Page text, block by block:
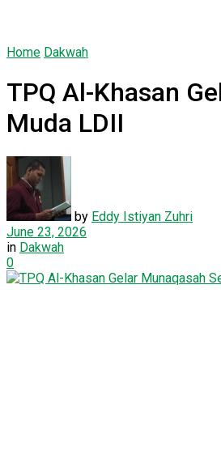
Home Dakwah
​TPQ Al-Khasan
Muda LDII
by Eddy Istiyan Zuhri
June 23, 2026
in Dakwah
0